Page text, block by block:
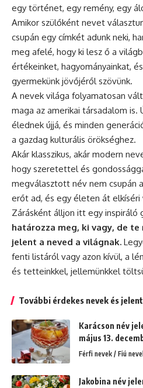
egy történet, egy remény, egy
Amikor szülőként nevet
csupán egy címkét adunk neki,
meg afelé, hogy ki lesz ő a
értékeinket, hagyományainkat,
gyermekünk jövőjéről szövünk.
A nevek világa folyamatosan
maga az amerikai társadalom is.
élednek újjá, és minden
a gazdag kulturális örökséghez.
Akár klasszikus, akár modern
hogy szeretettel és
megválasztott név nem csupán
erőt ad, és egy életen át elkíséri
Zárásként álljon itt egy inspiráló
határozza meg, ki vagy, de
jelent a neved a világnak.
fenti listáról vagy azon kívül, a
és tetteinkkel, jellemünkkel
További érdekes nevek és
Karácson név
május 13.
Férfi nevek / Fiú
Jakobina név